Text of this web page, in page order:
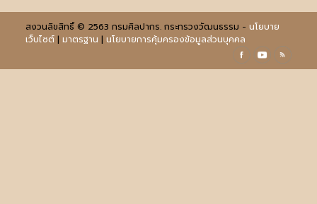
สงวนลิขสิทธิ์ © 2563 กรมศิลปากร. กระทรวงวัฒนธรรม - นโยบาย
เว็บไซต์| มาตรฐาน | นโยบายการคุ้มครองข้อมูลส่วนบุคคล